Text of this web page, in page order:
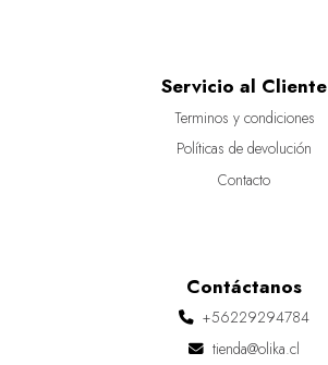
Servicio al Cliente
Terminos y condiciones
Políticas de devolución
Contacto
Contáctanos
+56229294784
tienda@olika.cl